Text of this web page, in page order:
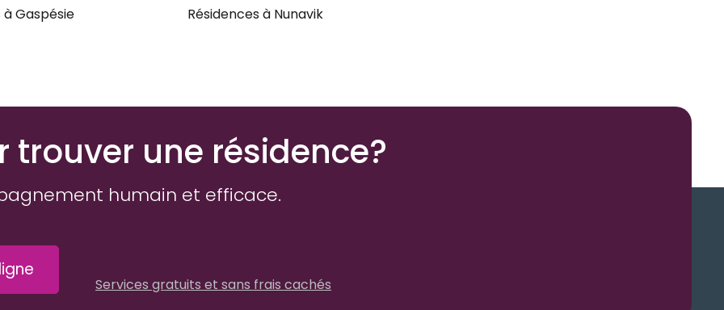
à Gaspésie
Résidences à Nunavik
trouver une résidence?
humain et efficace.
Services gratuits et sans frais cachés